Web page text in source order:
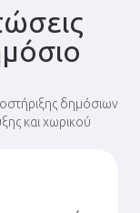
δημόσιων
και χωρικού